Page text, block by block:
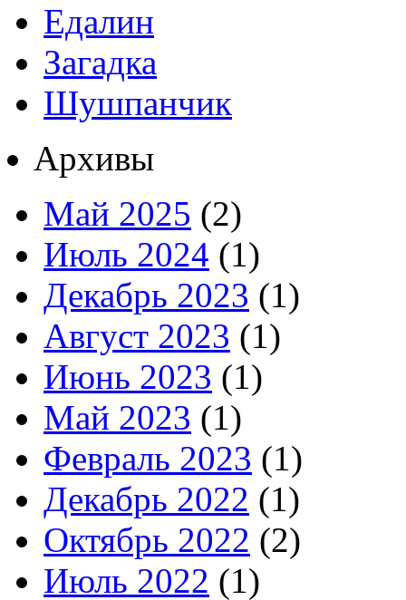
Едалин
Загадка
Шушпанчик
Архивы
Май 2025 (2)
Июль 2024 (1)
Декабрь 2023 (1)
Август 2023 (1)
Июнь 2023 (1)
Май 2023 (1)
Февраль 2023 (1)
Декабрь 2022 (1)
Октябрь 2022 (2)
Июль 2022 (1)